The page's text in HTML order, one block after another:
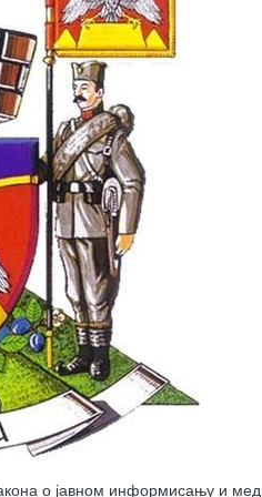
о јавном информисању и